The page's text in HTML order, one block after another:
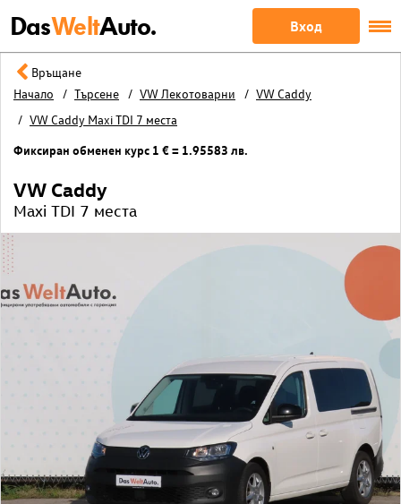
DasWeltAuto. Вход
Връщане
Начало
Търсене VW Лекотоварни
VW Caddy
VW Caddy Maxi TDI 7 места
Фиксиран обменен курс 1 € = 1.95583 лв.
VW Caddy
Maxi TDI 7 места